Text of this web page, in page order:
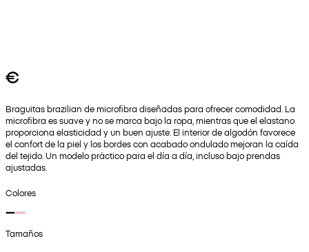
€
Braguitas brazilian de microfibra diseñadas para ofrecer comodidad. La
microfibra es suave y no se marca bajo la ropa, mientras que el elastano
proporciona elasticidad y un buen ajuste. El interior de algodón favorece
el confort de la piel y los bordes con acabado ondulado mejoran la caída
del tejido. Un modelo práctico para el día a día, incluso bajo prendas
ajustadas.
Colores
Tamaños